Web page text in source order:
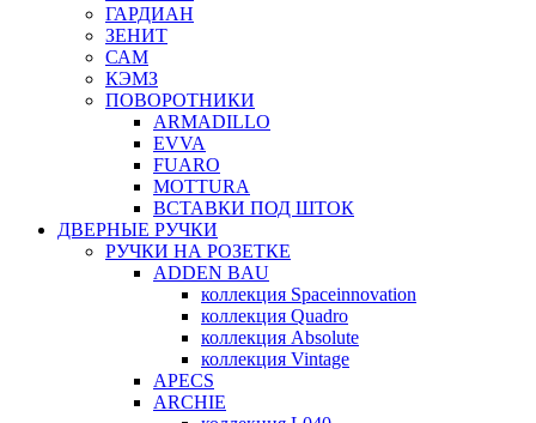
ГАРДИАН
ЗЕНИТ
САМ
КЭМЗ
ПОВОРОТНИКИ
ARMADILLO
EVVA
FUARO
MOTTURA
ВСТАВКИ ПОД ШТОК
ДВЕРНЫЕ РУЧКИ
РУЧКИ НА РОЗЕТКЕ
ADDEN BAU
коллекция Spaceinnovation
коллекция Quadro
коллекция Absolute
коллекция Vintage
APECS
ARCHIE